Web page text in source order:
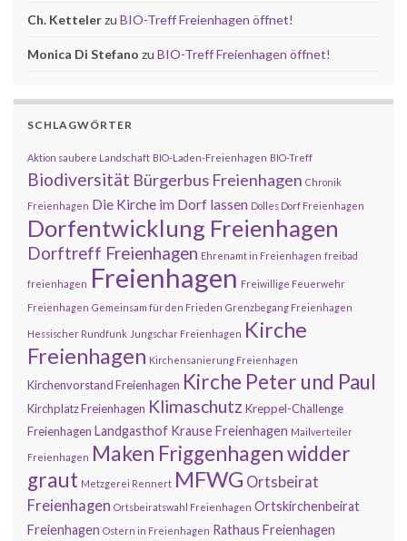
Ch. Kettelerzu BIO-Treff Freienhagen öffnet!
Monica Di Stefano zu BIO-Treff Freienhagen öffnet!
SCHLAGWÖRTER
Aktion saubere Landschaft BIO-Laden-Freienhagen BIO-Treff
Biodiversität Bürgerbus Freienhagen Chronik
Freienhagen Die Kirche im Dorf lassen Dolles Dorf Freienhagen
Dorfentwicklung Freienhagen
Dorftreff Freienhagen Ehrenamt in Freienhagen freibad
freienhagen Freienhagen Freiwillige Feuerwehr
Freienhagen Gemeinsam für den Frieden Grenzbegang Freienhagen
Hessischer Rundfunk Jungschar Freienhagen Kirche
Freienhagen Kirchensanierung Freienhagen
Kirchenvorstand Freienhagen Kirche Peter und Paul
Kirchplatz Freienhagen Klimaschutz Kreppel-Challenge
Freienhagen Landgasthof Krause Freienhagen Mailverteiler
Freienhagen Maken Friggenhagen widder
graut Metzgerei Rennert MFWG Ortsbeirat
Freienhagen Ortsbeiratswahl Freienhagen Ortskirchenbeirat
Freienhagen Ostern in Freienhagen Rathaus Freienhagen